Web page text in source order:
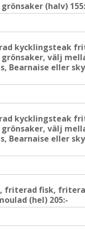
(halv)
kycklingsteak
välj
Bearnaise eller
kycklingsteak
välj
Bearnaise eller
friterad fisk,
(hel) 205:-